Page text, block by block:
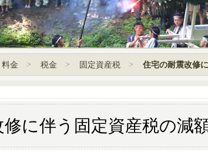
金 税金 固定資産税 住宅の耐震改修
に伴う固定資産税の減